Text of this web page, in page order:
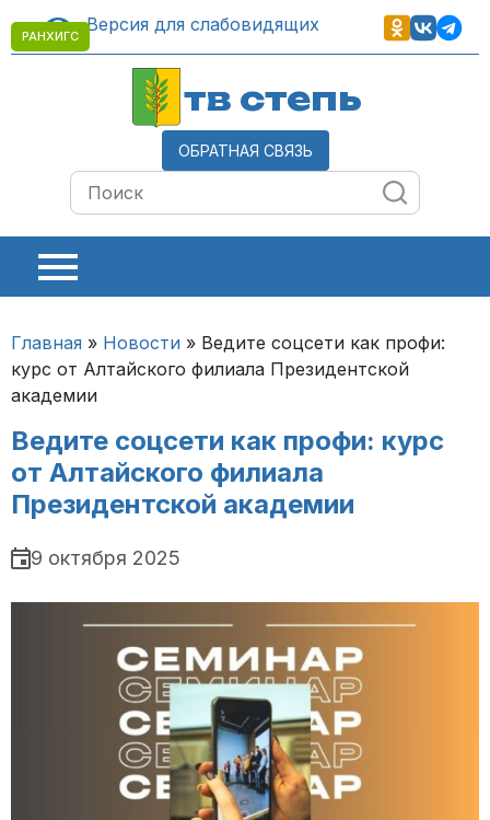
Версия для слабовидящих
тв степь
ОБРАТНАЯ СВЯЗЬ
Главная » Новости » Ведите соцсети как профи:
курс от Алтайского филиала Президентской
академии
Ведите соцсети как профи: курс
от Алтайского филиала
Президентской академии
РАНХИГС
9 октября 2025